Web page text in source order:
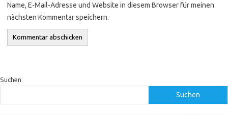
Name, E-Mail-Adresse und Website in diesem Browser für meinen
nächsten Kommentar speichern.
Suchen
Suchen